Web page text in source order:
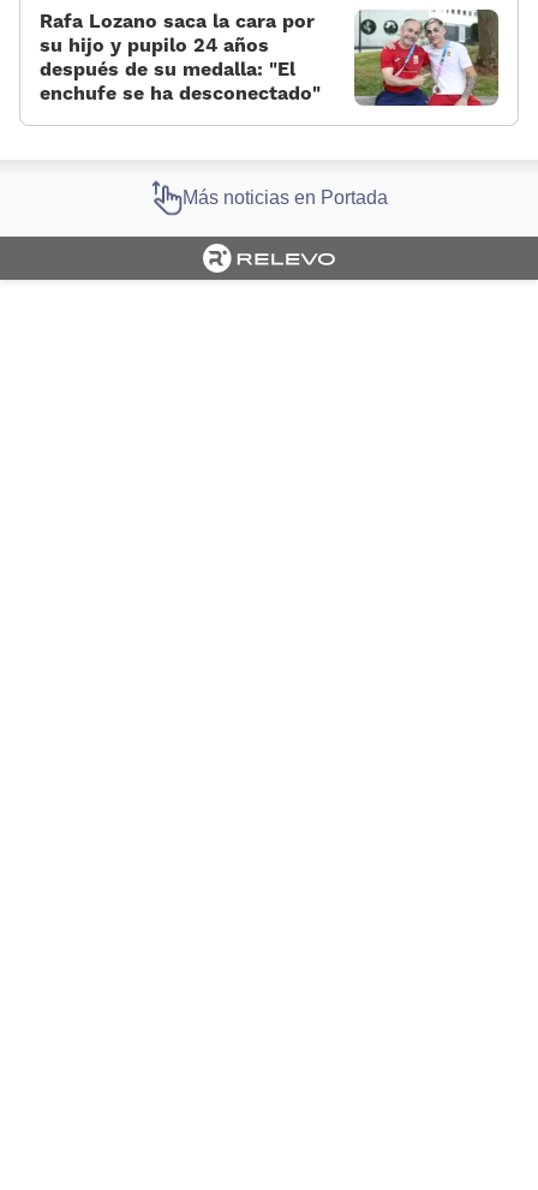
Rafa Lozano saca la cara por
su hijo y pupilo 24 años
después de su medalla: “El
enchufe se ha desconectado”
Más noticias en Portada